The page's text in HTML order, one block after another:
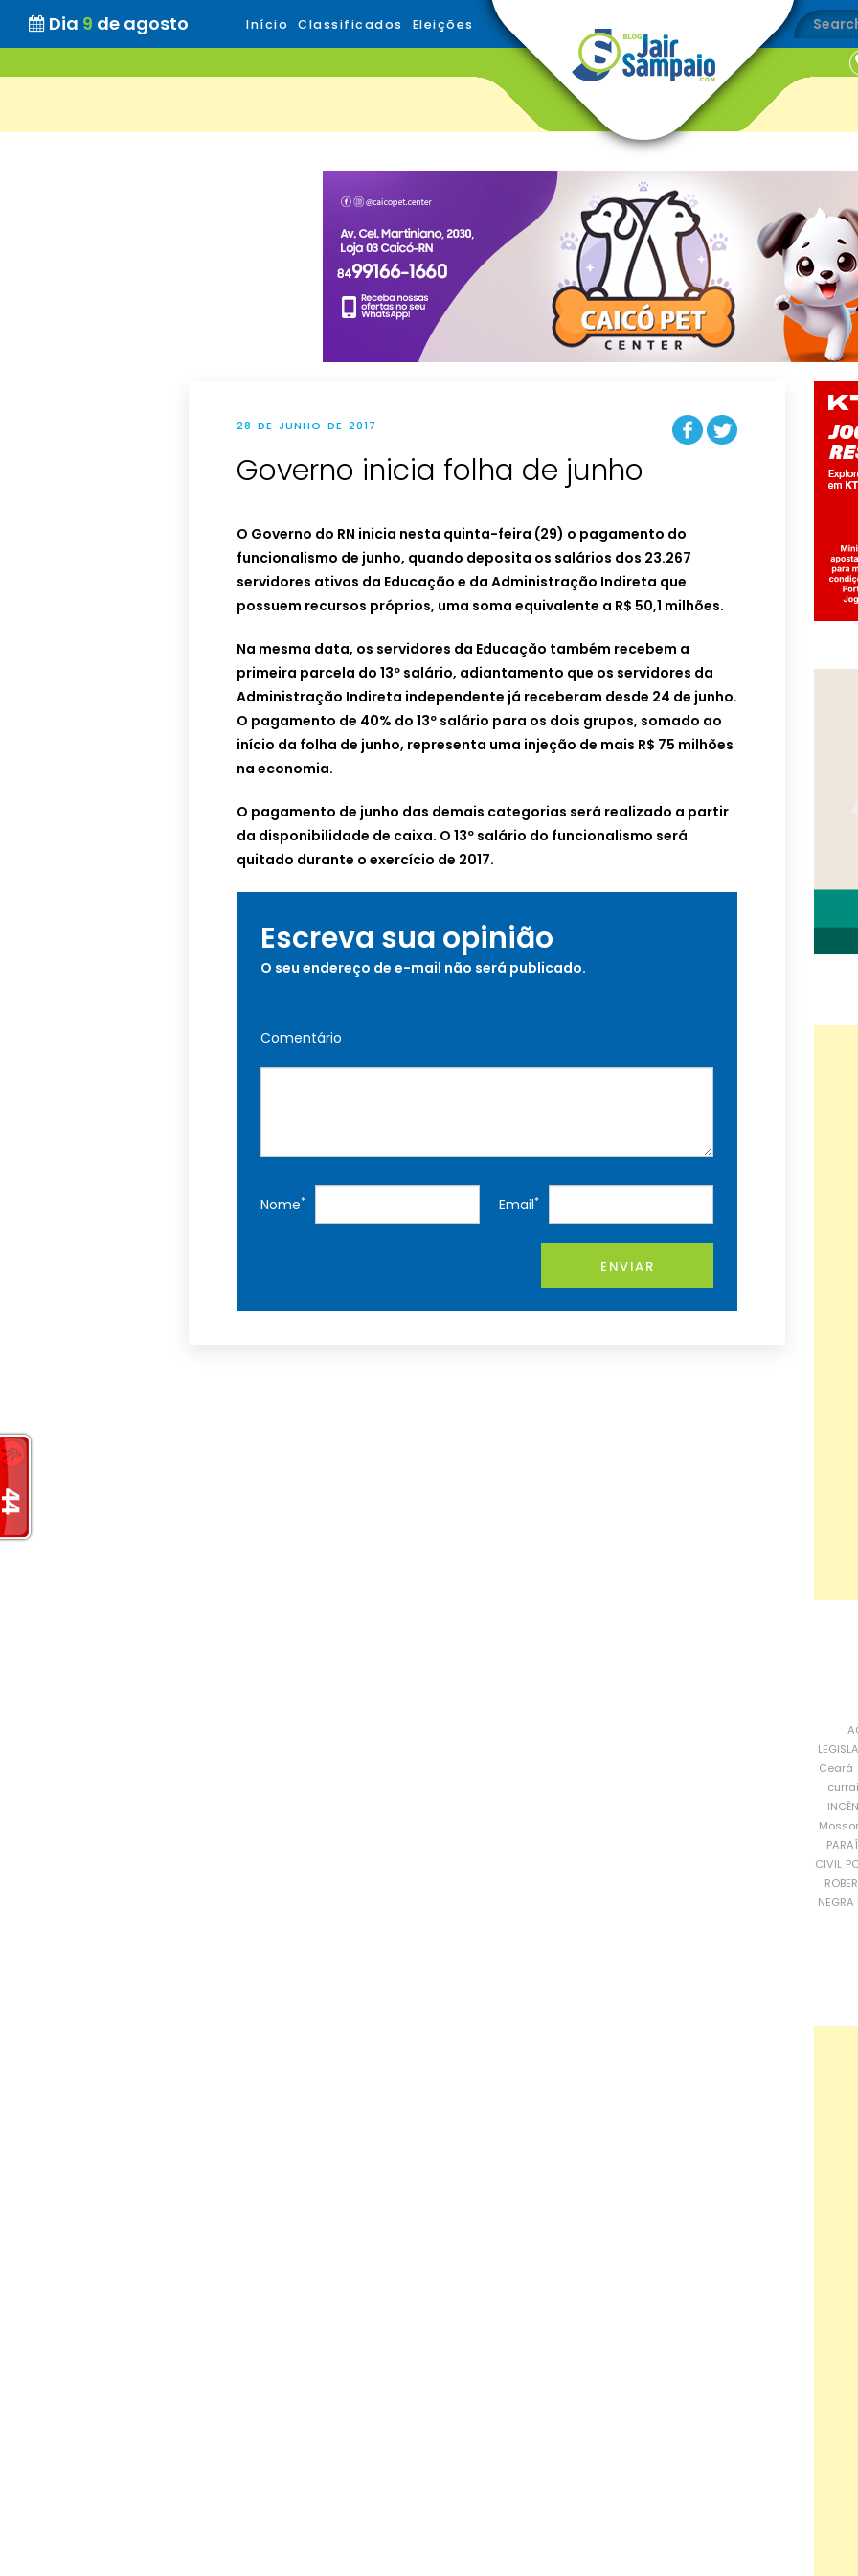
Dia 9 de agosto Início Classificados Eleições
28 DE JUNHO DE 2017
Governo inicia folha de junho
O Governo do RN inicia nesta quinta-feira (29) o pagamento do
funcionalismo de junho, quando deposita os salários dos 23.267
servidores ativos da Educação e da Administração Indireta que
possuem recursos próprios, uma soma equivalente a R$ 50,1 milhões.
Na mesma data, os servidores da Educação também recebem a
primeira parcela do 13º salário, adiantamento que os servidores da
Administração Indireta independente já receberam desde 24 de junho.
O pagamento de 40% do 13º salário para os dois grupos, somado ao
início da folha de junho, representa uma injeção de mais R$ 75 milhões
na economia.
O pagamento de junho das demais categorias será realizado a partir
da disponibilidade de caixa. O 13º salário do funcionalismo será
quitado durante o exercício de 2017.
Escreva sua opinião
O seu endereço de e-mail não será publicado.
Comentário
Nome* Email*
ENVIAR
Ceará
CIVIL
NEGRA